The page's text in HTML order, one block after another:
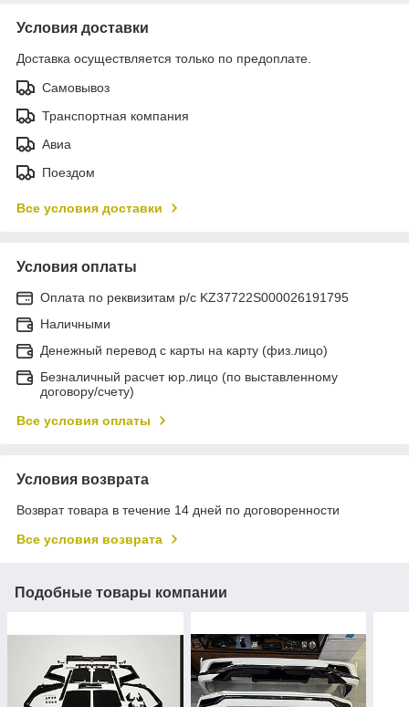
Условия доставки
Доставка осуществляется только по предоплате.
Самовывоз
Транспортная компания
Авиа
Поездом
Все условия доставки
Условия оплаты
Оплата по реквизитам р/с KZ37722S000026191795
Наличными
Денежный перевод с карты на карту (физ.лицо)
Безналичный расчет юр.лицо (по выставленному
договору/счету)
Все условия оплаты
Условия возврата
Возврат товара в течение 14 дней по договоренности
Все условия возврата
Подобные товары компании